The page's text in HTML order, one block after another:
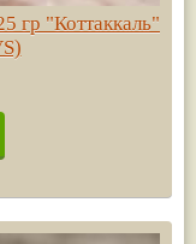
гр "Коттаккаль"